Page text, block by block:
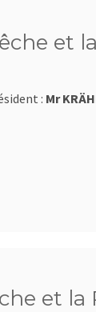
et
: Mr
et